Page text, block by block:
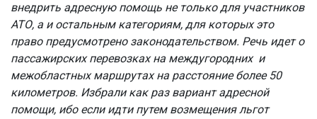
внедрить адресную помощь не только для участников
АТО, а и остальным категориям, для которых это
право предусмотрено законодательством. Речь идет о
пассажирских перевозках на междугородних и
межобластных маршрутах на расстояние более 50
километров. Избрали как раз вариант адресной
помощи, ибо если идти путем возмещения льгот